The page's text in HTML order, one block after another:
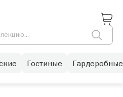
Гостиные Гардеробные